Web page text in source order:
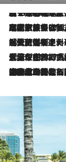
2026.8.7
【トンボの足水浴】ヒノキの香りに包まれて涼感マックス！約13℃の湧水かけ流しを避暑地「星野温泉 トンボの湯」で体験
2026.7.31
【ホテル帰省】という選択肢をOMOが提案。家族とほどよい距離を保つには「昼は実家、夜は気兼ねな
2026.7.24
【夏限定ディナーコース】旬を迎える稚鮎や花ズッキーニなどをイタリア・トスカーナの郷土料理の手法で満喫！
2026.7.17
「土佐和ハーブかき氷」がOMO7高知に登場！生姜、山椒、大葉など目にも
2026.7.10
NEW OPEN！【界 草津】名湯の地に誕生。趣の異なる2種の温泉と上州ならではの会席・蕎麦割烹など美食を味わう究極の癒やし旅